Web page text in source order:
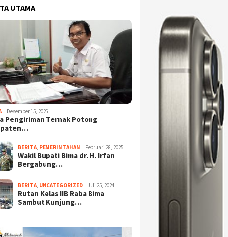
UTAMA
Desember 15, 2025
Pengiriman Ternak Potong
BERITA PEMERINTAHAN Februari 28, 2025
Wakil Bupati Bima dr. H. Irfan
Bergabung…
BERITA UNCATEGORIZED Juli 25, 2024
Rutan Kelas IIB Raba Bima
Sambut Kunjung…